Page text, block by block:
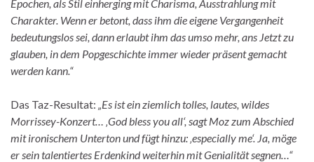
Epochen, als Stil einherging mit Charisma, Ausstrahlung mit
Charakter. Wenn er betont, dass ihm die eigene Vergangenheit
bedeutungslos sei, dann erlaubt ihm das umso mehr, ans Jetzt zu
glauben, in dem Popgeschichte immer wieder präsent gemacht
werden kann.“
Das Taz-Resultat: „Es ist ein ziemlich tolles, lautes, wildes
Morrissey-Konzert… ‚God bless you all‘, sagt Moz zum Abschied
mit ironischem Unterton und fügt hinzu: ‚especially me‘. Ja, möge
er sein talentiertes Erdenkind weiterhin mit Genialität segnen…“